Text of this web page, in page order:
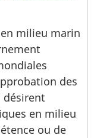
milieu marin
des
désirent
en milieu
ou de